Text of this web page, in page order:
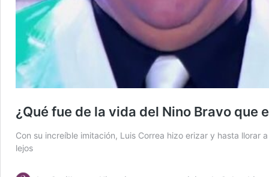
¿Qué fue de la vida del Nino Bravo que
Con su increíble imitación, Luis Correa hizo erizar y hasta llorar
lejos